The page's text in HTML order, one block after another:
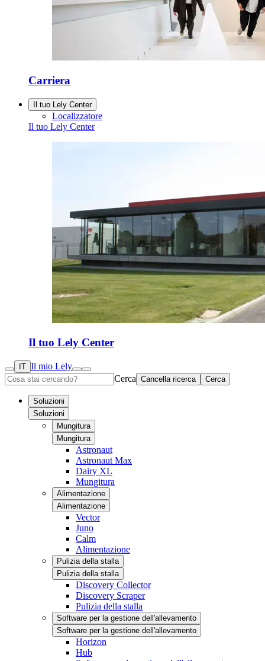
Carriera
Il tuo Lely Center
Localizzatore
Il tuo Lely Center
Il tuo Lely Center
IT Il mio Lely
Cerca Cancella ricerca Cerca
Soluzioni
Soluzioni
Mungitura
Mungitura
Astronaut
Astronaut Max
Dairy XL
Mungitura
Alimentazione
Alimentazione
Vector
Juno
Calm
Alimentazione
Pulizia della stalla
Pulizia della stalla
Discovery Collector
Discovery Scraper
Pulizia della stalla
Software per la gestione dell'allevamento
Software per la gestione dell'allevamento
Horizon
Hub